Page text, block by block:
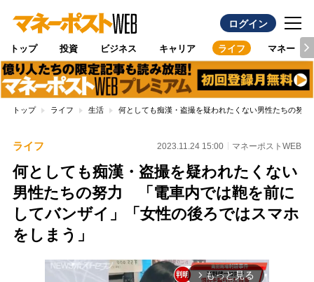
ログイン
トップ 投資 ビジネス キャリア ライフ マネー
トップ ライフ 生活 何としても痴漢・盗撮を疑われたくない男性たちの努
ライフ 2023.11.24 15:00 マネーポストWEB
何としても痴漢・盗撮を疑われたくない
男性たちの努力 「電車内では鞄を前に
してバンザイ」「女性の後ろではスマホ
をしまう」
arrow_forward_ios もっと見る